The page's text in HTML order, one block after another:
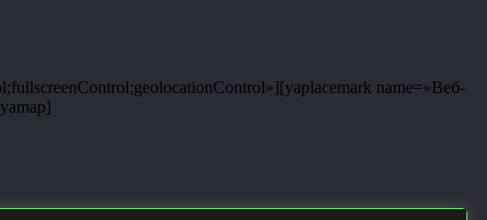
name=»Веб-